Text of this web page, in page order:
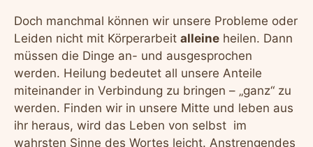
Doch manchmal können wir unsere Probleme oder
Leiden nicht mit Körperarbeit alleine heilen. Dann
müssen die Dinge an- und ausgesprochen
werden. Heilung bedeutet all unsere Anteile
miteinander in Verbindung zu bringen – „ganz“ zu
werden. Finden wir in unsere Mitte und leben aus
ihr heraus, wird das Leben von selbst im
wahrsten Sinne des Wortes leicht. Anstrengendes